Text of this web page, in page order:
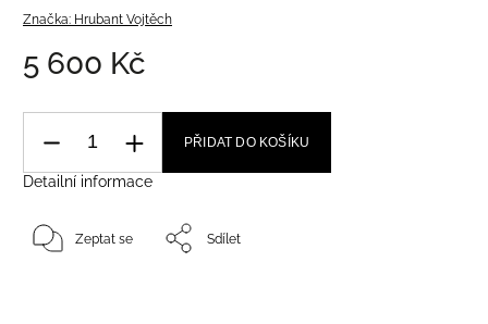
Značka: Hrubant Vojtěch
5 600 Kč
PŘIDAT DO KOŠÍKU
Detailní informace
Zeptat se Sdílet